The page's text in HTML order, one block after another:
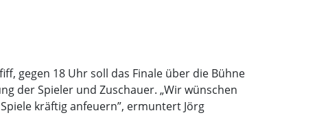
gegen 18 Uhr soll das Finale über die Bühne
der Spieler und Zuschauer. „Wir wünschen
kräftig anfeuern”, ermuntert Jörg